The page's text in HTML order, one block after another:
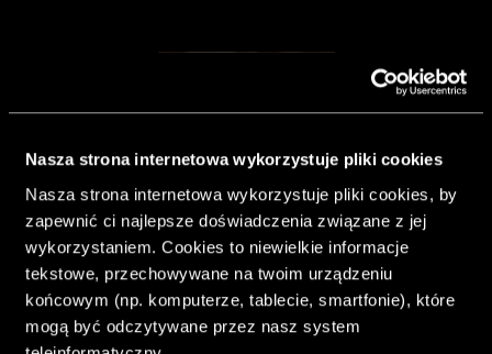
Nasza strona internetowa wykorzystuje pliki cookies
Nasza strona internetowa wykorzystuje pliki cookies, by
zapewnić ci najlepsze doświadczenia związane z jej
wykorzystaniem. Cookies to niewielkie informacje
tekstowe, przechowywane na twoim urządzeniu
końcowym (np. komputerze, tablecie, smartfonie), które
mogą być odczytywane przez nasz system
& Living 40.
„Dom bardziej